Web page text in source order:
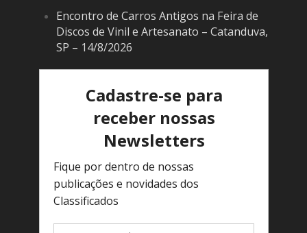
Encontro de Carros Antigos na Feira de
Discos de Vinil e Artesanato – Catanduva,
SP – 14/8/2026